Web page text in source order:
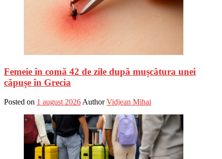
Femeie în comă 42 de zile după mușcătura unei
căpușe în Grecia
Posted on 1 august 2026 Author Vidjean Mihai